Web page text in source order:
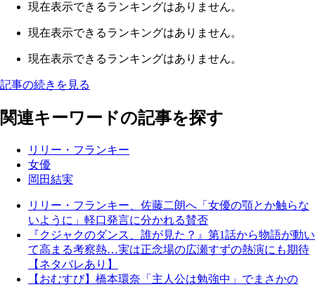
現在表示できるランキングはありません。
現在表示できるランキングはありません。
現在表示できるランキングはありません。
記事の続きを見る
関連キーワードの記事を探す
リリー・フランキー
女優
岡田結実
リリー・フランキー、佐藤二朗へ「女優の顎とか触らな
いように」軽口発言に分かれる賛否
『クジャクのダンス、誰が見た？』第1話から物語が動い
て高まる考察熱…実は正念場の広瀬すずの熱演にも期待
【ネタバレあり】
【おむすび】橋本環奈「主人公は勉強中」でまさかの